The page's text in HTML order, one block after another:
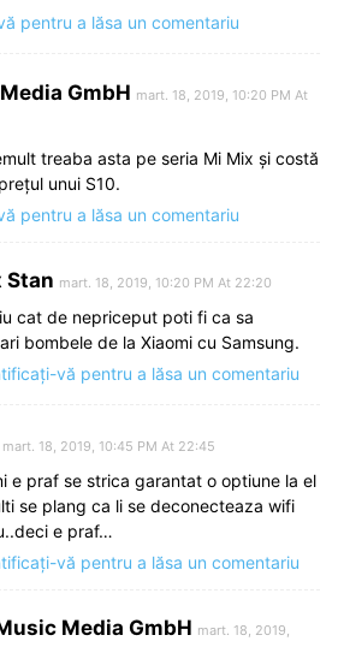
pentru a lăsa un comentariu
GmbH mart. 18, 2019, 10:20 PM At
treaba asta pe seria Mi Mix și costă
unui S10.
pentru a lăsa un comentariu
Stan mart. 18, 2019, 10:20 PM At 22:20
cat de nepriceput poti fi ca sa
bombele de la Xiaomi cu Samsung.
vă pentru a lăsa un comentariu
mart. 18, 2019, 10:45 PM At 22:45
e praf se strica garantat o optiune la el
se plang ca li se deconecteaza wifi
e praf…
vă pentru a lăsa un comentariu
Media GmbH mart. 18, 2019,